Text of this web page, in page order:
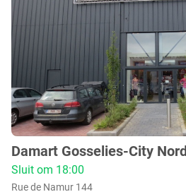
de
ENTER
toets
voor
meer
info
boetiek
:
Damart Gosselies-City Nord
Sluit om 18:00
Rue de Namur 144